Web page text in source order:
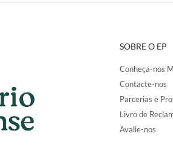
SOBRE O EP
Conheça-nos
Contacte-nos
Parcerias e
Livro de
Avalie-nos